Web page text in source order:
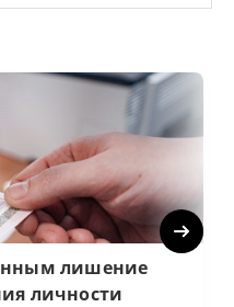
лишение
личности
Next